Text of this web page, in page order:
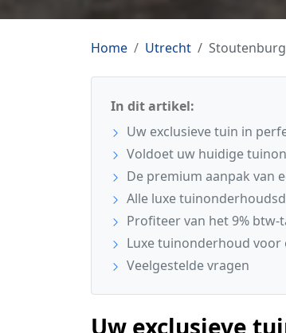
Home Utrecht Stoutenburg
In dit artikel:
Uw exclusieve tuin in
Voldoet uw huidige
De premium aanpak van
Alle luxe
Profiteer van het 9% btw-
Luxe tuinonderhoud
Veelgestelde vragen
Uw exclusieve